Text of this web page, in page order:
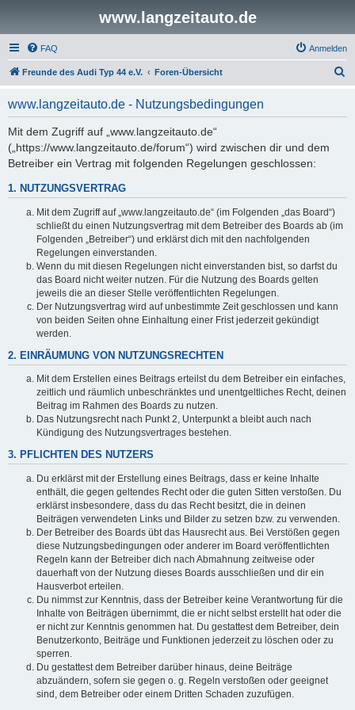
www.langzeitauto.de
FAQ Anmelden
Freunde des Audi Typ 44 e.V. Foren-Übersicht
www.langzeitauto.de - Nutzungsbedingungen
Mit dem Zugriff auf „www.langzeitauto.de“
(„https://www.langzeitauto.de/forum“) wird zwischen dir und dem
Betreiber ein Vertrag mit folgenden Regelungen geschlossen:
1. NUTZUNGSVERTRAG
Mit dem Zugriff auf „www.langzeitauto.de“ (im Folgenden „das Board“)
schließt du einen Nutzungsvertrag mit dem Betreiber des Boards ab (im
Folgenden „Betreiber“) und erklärst dich mit den nachfolgenden
Regelungen einverstanden.
Wenn du mit diesen Regelungen nicht einverstanden bist, so darfst du
das Board nicht weiter nutzen. Für die Nutzung des Boards gelten
jeweils die an dieser Stelle veröffentlichten Regelungen.
Der Nutzungsvertrag wird auf unbestimmte Zeit geschlossen und kann
von beiden Seiten ohne Einhaltung einer Frist jederzeit gekündigt
werden.
2. EINRÄUMUNG VON NUTZUNGSRECHTEN
Mit dem Erstellen eines Beitrags erteilst du dem Betreiber ein einfaches,
zeitlich und räumlich unbeschränktes und unentgeltliches Recht, deinen
Beitrag im Rahmen des Boards zu nutzen.
Das Nutzungsrecht nach Punkt 2, Unterpunkt a bleibt auch nach
Kündigung des Nutzungsvertrages bestehen.
3. PFLICHTEN DES NUTZERS
Du erklärst mit der Erstellung eines Beitrags, dass er keine Inhalte
enthält, die gegen geltendes Recht oder die guten Sitten verstoßen. Du
erklärst insbesondere, dass du das Recht besitzt, die in deinen
Beiträgen verwendeten Links und Bilder zu setzen bzw. zu verwenden.
Der Betreiber des Boards übt das Hausrecht aus. Bei Verstößen gegen
diese Nutzungsbedingungen oder anderer im Board veröffentlichten
Regeln kann der Betreiber dich nach Abmahnung zeitweise oder
dauerhaft von der Nutzung dieses Boards ausschließen und dir ein
Hausverbot erteilen.
Du nimmst zur Kenntnis, dass der Betreiber keine Verantwortung für die
Inhalte von Beiträgen übernimmt, die er nicht selbst erstellt hat oder die
er nicht zur Kenntnis genommen hat. Du gestattest dem Betreiber, dein
Benutzerkonto, Beiträge und Funktionen jederzeit zu löschen oder zu
sperren.
Du gestattest dem Betreiber darüber hinaus, deine Beiträge
abzuändern, sofern sie gegen o. g. Regeln verstoßen oder geeignet
sind, dem Betreiber oder einem Dritten Schaden zuzufügen.